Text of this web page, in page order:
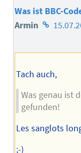
Was ist BBC-
Armin
Autors
Tach auch,
Was genau ist
gefunden!
Les sanglots
;-)